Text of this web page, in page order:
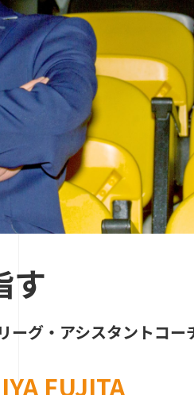
す
ーグ・アシスタントコー
FUJITA